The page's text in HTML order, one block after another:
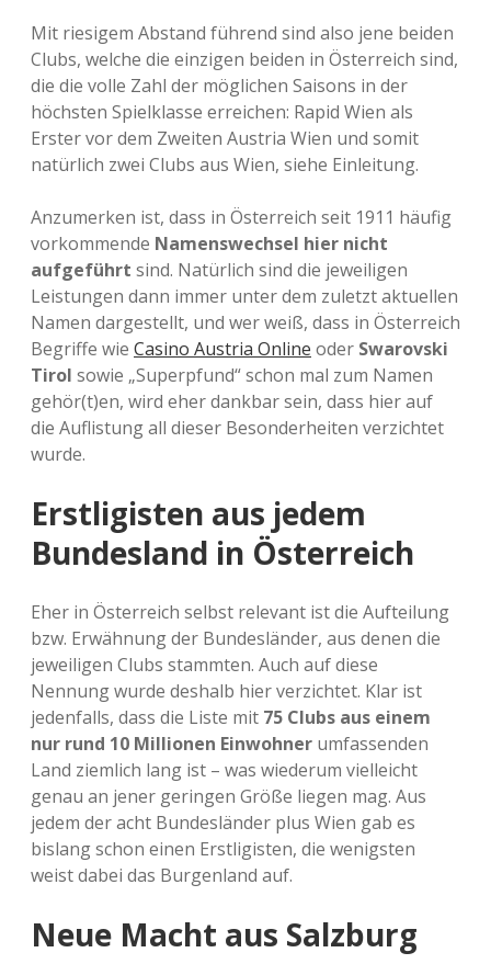
Mit riesigem Abstand führend sind also jene beiden
Clubs, welche die einzigen beiden in Österreich sind,
die die volle Zahl der möglichen Saisons in der
höchsten Spielklasse erreichen: Rapid Wien als
Erster vor dem Zweiten Austria Wien und somit
natürlich zwei Clubs aus Wien, siehe Einleitung.
Anzumerken ist, dass in Österreich seit 1911 häufig
vorkommende Namenswechsel hier nicht
aufgeführt sind. Natürlich sind die jeweiligen
Leistungen dann immer unter dem zuletzt aktuellen
Namen dargestellt, und wer weiß, dass in Österreich
Begriffe wie Casino Austria Online oder Swarovski
Tirol sowie „Superpfund“ schon mal zum Namen
gehör(t)en, wird eher dankbar sein, dass hier auf
die Auflistung all dieser Besonderheiten verzichtet
wurde.
Erstligisten aus jedem
Bundesland in Österreich
Eher in Österreich selbst relevant ist die Aufteilung
bzw. Erwähnung der Bundesländer, aus denen die
jeweiligen Clubs stammten. Auch auf diese
Nennung wurde deshalb hier verzichtet. Klar ist
jedenfalls, dass die Liste mit 75 Clubs aus einem
nur rund 10 Millionen Einwohner umfassenden
Land ziemlich lang ist – was wiederum vielleicht
genau an jener geringen Größe liegen mag. Aus
jedem der acht Bundesländer plus Wien gab es
bislang schon einen Erstligisten, die wenigsten
weist dabei das Burgenland auf.
Neue Macht aus Salzburg